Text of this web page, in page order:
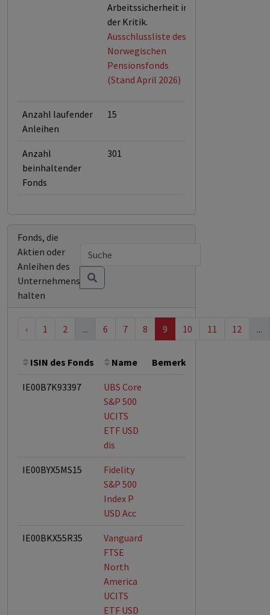
Arbeitssicherheit in
der Kritik.
Ausschlussliste des
Norwegischen
Pensionsfonds
(Stand April 2026)
Anzahl laufender
Anleihen
15
Anzahl
beinhaltender
Fonds
301
Fonds, die
Aktien oder
Anleihen des
Unternehmens
halten
‹ 1 2 ... 6 7 8 9 10 11 12 ...
ISIN des Fonds Name Bemerkung
IE00B7K93397
UBS Core
S&P 500
UCITS
ETF USD
dis
IE00BYX5MS15
Fidelity
S&P 500
Index P
USD Acc
IE00BKX55R35
Vanguard
FTSE
North
America
UCITS
ETF USD